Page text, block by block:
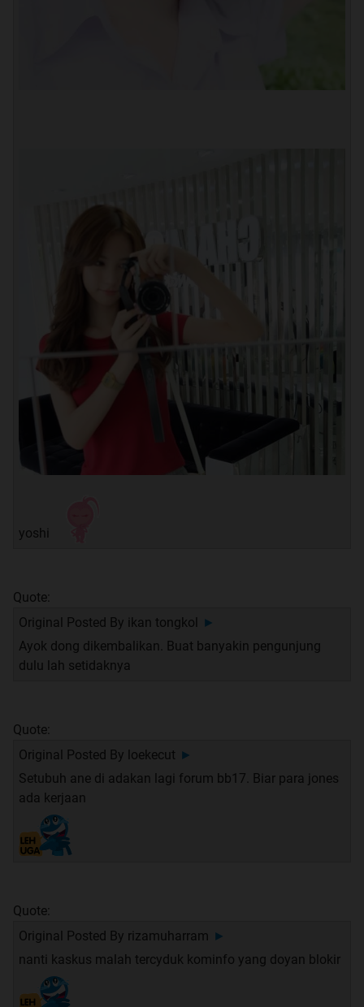
yoshi
Quote:
Original Posted By ikan tongkol
►
Ayok dong dikembalikan. Buat banyakin pengunjung
dulu lah setidaknya
Quote:
Original Posted By loekecut ►
Setubuh ane di adakan lagi forum bb17. Biar para jones
ada kerjaan
Quote:
Original Posted By rizamuharram ►
nanti kaskus malah tercyduk kominfo yang doyan blokir